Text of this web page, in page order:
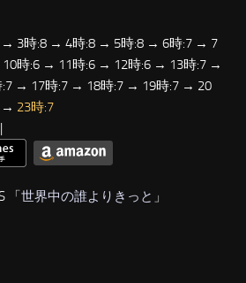
3時:8 → 4時:8 → 5時:8 → 6時:7 → 7
時:6 → 11時:6 → 12時:6 → 13時:7 →
→ 17時:7 → 18時:7 → 19時:7 → 20
→ 23時:7
「世界中の誰よりきっと 」